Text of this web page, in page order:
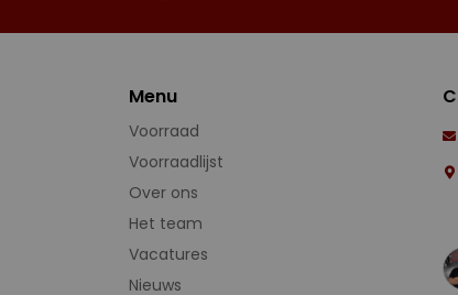
Menu
Voorraad
Voorraadlijst
Over ons
Het team
Vacatures
Nieuws